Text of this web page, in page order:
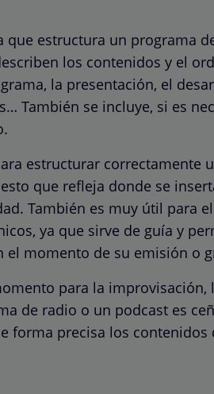
que estructura un programa
los contenidos y el
la presentación, el
También se incluye, si es
estructurar correctamente
que refleja donde se
También es muy útil para
ya que sirve de guía y
el momento de su emisión o
para la improvisación,
de radio o un podcast es
forma precisa los contenidos